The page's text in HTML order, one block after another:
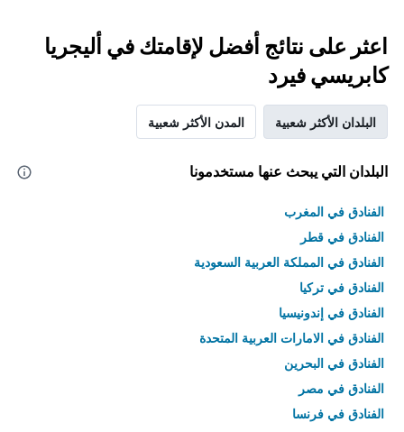
اعثر على نتائج أفضل لإقامتك في أليجريا
كابريسي فيرد
البلدان الأكثر شعبية المدن الأكثر شعبية
البلدان التي يبحث عنها مستخدمونا
الفنادق في المغرب
الفنادق في قطر
الفنادق في المملكة العربية السعودية
الفنادق في تركيا
الفنادق في إندونيسيا
الفنادق في الامارات العربية المتحدة
الفنادق في البحرين
الفنادق في مصر
الفنادق في فرنسا